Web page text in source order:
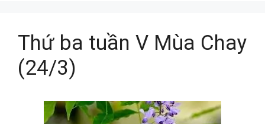
Thứ ba tuần V Mùa Chay
(24/3)